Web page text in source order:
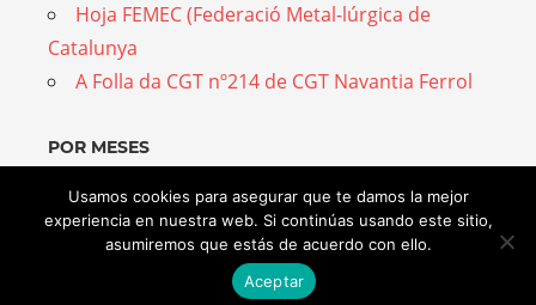
Hoja FEMEC (Federació Metal-lúrgica de
Catalunya
A Folla da CGT nº214 de CGT Navantia Ferrol
POR MESES
Por
meses
WordPress Theme: Admiral by ThemeZee.
Usamos cookies para asegurar que te damos la mejor
experiencia en nuestra web. Si continúas usando este sitio,
asumiremos que estás de acuerdo con ello.
Aceptar